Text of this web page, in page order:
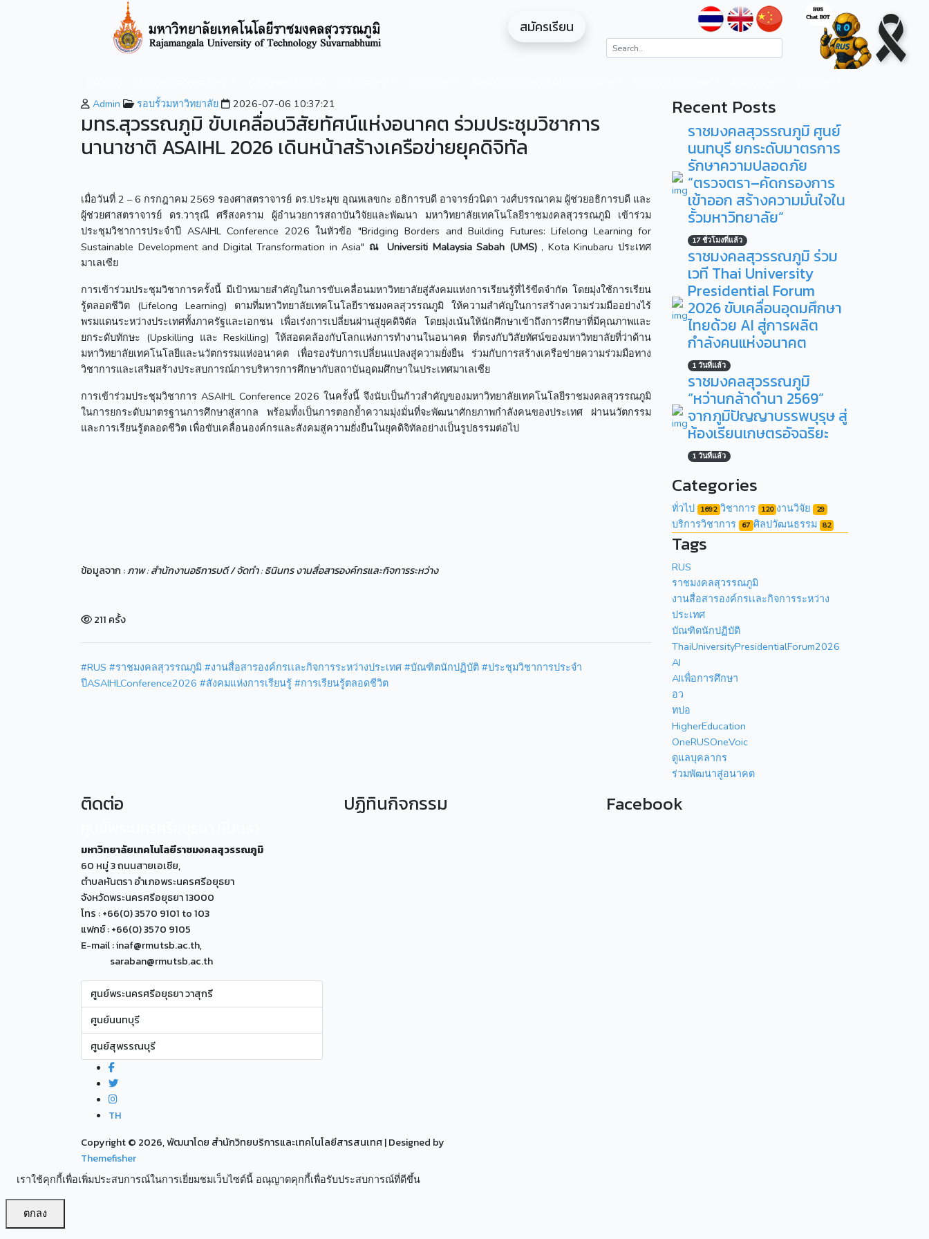
สมัครเรียน
Admin รอบรั้วมหาวิทยาลัย 2026-07-06 10:37:21
มทร.สุวรรณภูมิ ขับเคลื่อนวิสัยทัศน์แห่งอนาคต ร่วมประชุมวิชาการ
นานาชาติ ASAIHL 2026 เดินหน้าสร้างเครือข่ายยุคดิจิทัล
เมื่อวันที่ 2 – 6 กรกฎาคม 2569 รองศาสตราจารย์ ดร.ประมุข อุณหเลขกะ อธิการบดี อาจารย์วนิดา วงศ์บรรณาคม ผู้ช่วยอธิการบดี และ
ผู้ช่วยศาสตราจารย์ ดร.วารุณี ศรีสงคราม ผู้อำนวยการสถาบันวิจัยและพัฒนา มหาวิทยาลัยเทคโนโลยีราชมงคลสุวรรณภูมิ เข้าร่วม
ประชุมวิชาการประจำปี ASAIHL Conference 2026 ในหัวข้อ "Bridging Borders and Building Futures: Lifelong Learning for
Sustainable Development and Digital Transformation in Asia" ณUniversiti Malaysia Sabah (UMS), Kota Kinubaru ประเทศ
มาเลเซีย
การเข้าร่วมประชุมวิชาการครั้งนี้ มีเป้าหมายสำคัญในการขับเคลื่อนมหาวิทยาลัยสู่สังคมแห่งการเรียนรู้ที่ไร้ขีดจำกัด โดยมุ่งใช้การเรียน
รู้ตลอดชีวิต (Lifelong Learning) ตามที่มหาวิทยาลัยเทคโนโลยีราชมงคลสุวรรณภูมิ ให้ความสำคัญในการสร้างความร่วมมืออย่างไร้
พรมแดนระหว่างประเทศทั้งภาครัฐและเอกชน เพื่อเร่งการเปลี่ยนผ่านสู่ยุคดิจิตัล โดยมุ่งเน้นให้นักศึกษาเข้าถึงการศึกษาที่มีคุณภาพและ
ยกระดับทักษะ (Upskilling และ Reskilling) ให้สอดคล้องกับโลกแห่งการทำงานในอนาคต ที่ตรงกับวิสัยทัศน์ของมหาวิทยาลัยที่ว่าด้าน
มหาวิทยาลัยเทคโนโลยีและนวัตกรรมแห่งอนาคต เพื่อรองรับการเปลี่ยนแปลงสู่ความยั่งยืน ร่วมกับการสร้างเครือข่ายความร่วมมือทาง
วิชาการและเสริมสร้างประสบการณ์การบริหารการศึกษากับสถาบันอุดมศึกษาในประเทศมาเลเซีย
การเข้าร่วมประชุมวิชาการ ASAIHL Conference 2026 ในครั้งนี้ จึงนับเป็นก้าวสำคัญของมหาวิทยาลัยเทคโนโลยีราชมงคลสุวรรณภูมิ
ในการยกระดับมาตรฐานการศึกษาสู่สากล พร้อมทั้งเป็นการตอกย้ำความมุ่งมั่นที่จะพัฒนาศักยภาพกำลังคนของประเทศ ผ่านนวัตกรรม
และการเรียนรู้ตลอดชีวิต เพื่อขับเคลื่อนองค์กรและสังคมสู่ความยั่งยืนในยุคดิจิทัลอย่างเป็นรูปธรรมต่อไป
ข้อมูลจาก :ภาพ : สำนักงานอธิการบดี / จัดทำ : ธินินทร งานสื่อสารองค์กรและกิจการระหว่าง
211 ครั้ง
#RUS #ราชมงคลสุวรรณภูมิ #งานสื่อสารองค์กรเเละกิจการระหว่างประเทศ #บัณฑิตนักปฏิบัติ #ประชุมวิชาการประจำ
ปีASAIHLConference2026 #สังคมแห่งการเรียนรู้ #การเรียนรู้ตลอดชีวิต
Recent Posts
ราชมงคลสุวรรณภูมิ ศูนย์
นนทบุรี ยกระดับมาตรการ
รักษาความปลอดภัย
“ตรวจตรา–คัดกรองการ
เข้าออก สร้างความมั่นใจใน
รั้วมหาวิทยาลัย”
17 ชั่วโมงที่แล้ว
ราชมงคลสุวรรณภูมิ ร่วม
เวที Thai University
Presidential Forum
2026 ขับเคลื่อนอุดมศึกษา
ไทยด้วย AI สู่การผลิต
กำลังคนแห่งอนาคต
1 วันที่แล้ว
ราชมงคลสุวรรณภูมิ
“หว่านกล้าดำนา 2569”
จากภูมิปัญญาบรรพบุรุษ สู่
ห้องเรียนเกษตรอัจฉริยะ
1 วันที่แล้ว
Categories
ทั่วไป 1692 วิชาการ 120 งานวิจัย 29
บริการวิชาการ 67 ศิลปวัฒนธรรม 82
Tags
RUS
ราชมงคลสุวรรณภูมิ
งานสื่อสารองค์กรเเละกิจการระหว่าง
ประเทศ
บัณฑิตนักปฏิบัติ
ThaiUniversityPresidentialForum2026
AI
AIเพื่อการศึกษา
อว
ทปอ
HigherEducation
OneRUSOneVoic
ดูแลบุคลากร
ร่วมพัฒนาสู่อนาคต
ติดต่อ
มหาวิทยาลัยเทคโนโลยีราชมงคลสุวรรณภูมิ
60 หมู่ 3 ถนนสายเอเซีย,
ตำบลหันตรา อำเภอพระนครศรีอยุธยา
จังหวัดพระนครศรีอยุธยา 13000
โทร : +66(0) 3570 9101 to 103
แฟกซ์ : +66(0) 3570 9105
E-mail : inaf@rmutsb.ac.th,
saraban@rmutsb.ac.th
ศูนย์พระนครศรีอยุธยา วาสุกรี
ศูนย์นนทบุรี
ศูนย์สุพรรณบุรี
TH
ปฏิทินกิจกรรม Facebook
Copyright © 2026, พัฒนาโดย สำนักวิทยบริการและเทคโนโลยีสารสนเทศ| Designed by
Themefisher
เราใช้คุกกี้เพื่อเพิ่มประสบการณ์ในการเยี่ยมชมเว็บไซต์นี้ อณุญาตคุกกี้เพื่อรับประสบการณ์ที่ดีขึ้น
ตกลง